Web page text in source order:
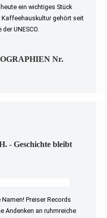
ein wichtiges Stück
Kaffeehauskultur gehört seit
UNESCO.
Nr.
- Geschichte bleibt
Preiser Records
Andenken an ruhmreiche